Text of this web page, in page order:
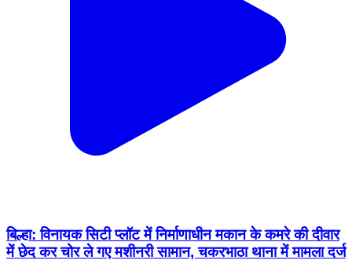
बिल्हा: विनायक सिटी प्लॉट में निर्माणाधीन मकान के कमरे की दीवार
में छेद कर चोर ले गए मशीनरी सामान, चकरभाठा थाना में मामला दर्ज